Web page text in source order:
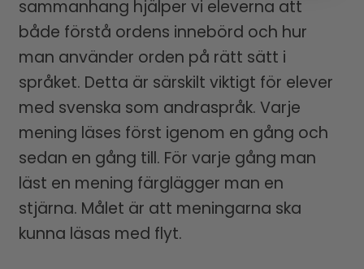
sammanhang hjälper vi eleverna att
både förstå ordens innebörd och hur
man använder orden på rätt sätt i
språket. Detta är särskilt viktigt för elever
med svenska som andraspråk. Varje
mening läses först igenom en gång och
sedan en gång till. För varje gång man
läst en mening färglägger man en
stjärna. Målet är att meningarna ska
kunna läsas med flyt.